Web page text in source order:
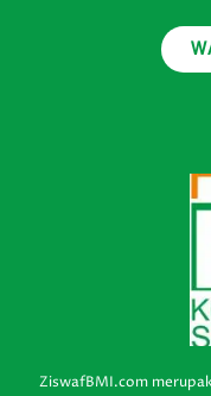
ZiswafBMI.com